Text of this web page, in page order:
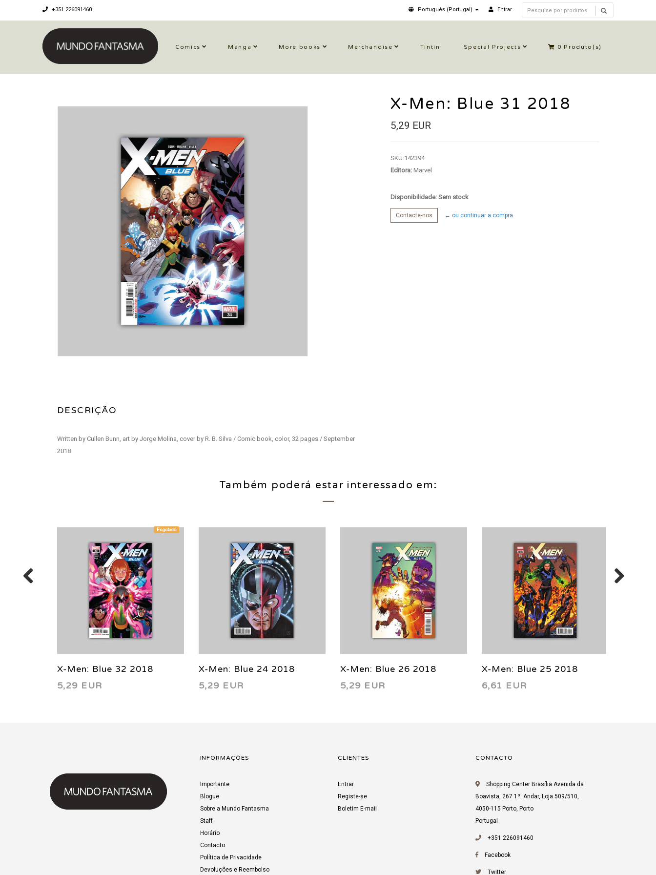
+351 226091460 Português (Portugal) Entrar
Comics Manga More books Merchandise Tintin Special Projects 0 Produto(s)
DESCRIÇÃO
Written by Cullen Bunn, art by Jorge Molina, cover by R. B. Silva / Comic book, color, 32 pages / September
2018
X-Men: Blue 31 2018
5,29 EUR
SKU:142394
Editora:Marvel
Disponibilidade: Sem stock
Contacte-nos ← ou continuar a compra
Também poderá estar interessado em:
Esgotado
X-Men: Blue 32 2018
5,29 EUR
X-Men: Blue 24 2018
5,29 EUR
X-Men: Blue 26 2018
5,29 EUR
X-Men: Blue 25 2018
6,61 EUR
INFORMAÇÕES
Importante
Blogue
Sobre a Mundo Fantasma
Staff
Horário
Contacto
Política de Privacidade
Devoluções e Reembolso
CLIENTES
Entrar
Registe-se
Boletim E-mail
CONTACTO
Shopping Center Brasília Avenida da
Boavista, 267 1º. Andar, Loja 509/510,
4050-115 Porto, Porto
Portugal
+351 226091460
Facebook
Twitter